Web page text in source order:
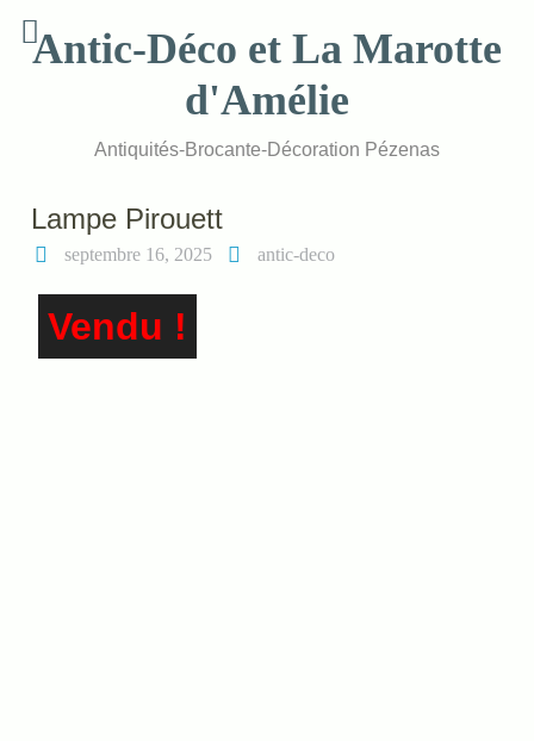
contentAntic-Déco et La Marotte
d'Amélie
Antiquités-Brocante-Décoration Pézenas
Lampe Pirouett
septembre 16, 2025 antic-deco
Vendu !